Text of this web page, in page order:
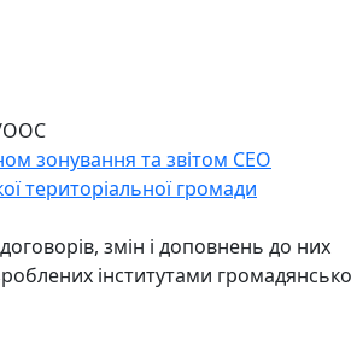
ООС
зонування та звітом СЕО
територіальної громади
змін і доповнень до них
інститутами